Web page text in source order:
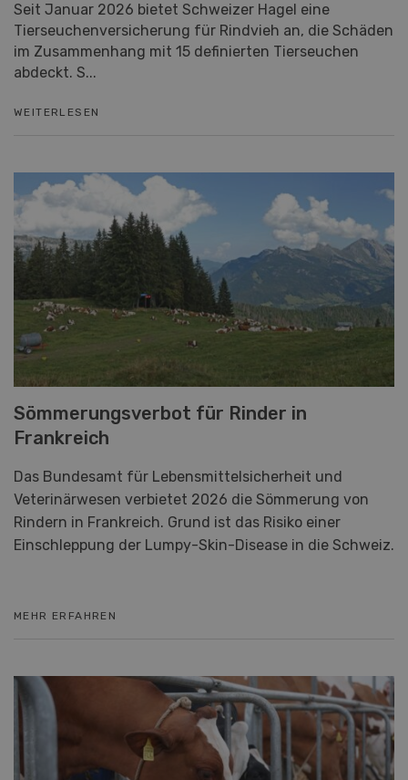
Seit Januar 2026 bietet Schweizer Hagel eine
Tierseuchenversicherung für Rindvieh an, die Schäden
im Zusammenhang mit 15 definierten Tierseuchen
abdeckt. S...
WEITERLESEN
Sömmerungsverbot für Rinder in
Frankreich
Das Bundesamt für Lebensmittelsicherheit und
Veterinärwesen verbietet 2026 die Sömmerung von
Rindern in Frankreich. Grund ist das Risiko einer
Einschleppung der Lumpy-Skin-Disease in die Schweiz.
MEHR ERFAHREN